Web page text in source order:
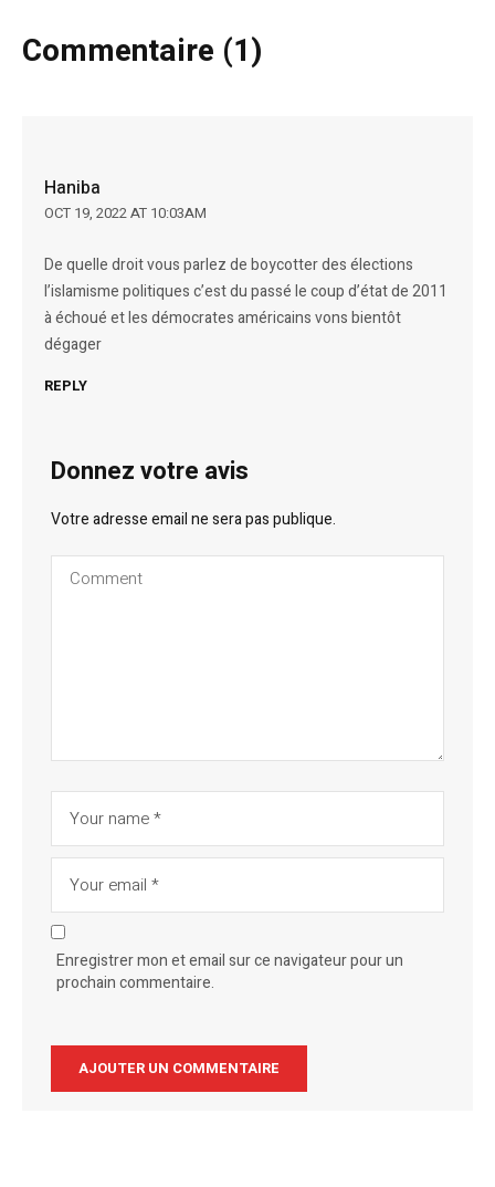
Commentaire (1)
Haniba
OCT 19, 2022 AT 10:03AM
De quelle droit vous parlez de boycotter des élections
l’islamisme politiques c’est du passé le coup d’état de 2011
à échoué et les démocrates américains vons bientôt
dégager
REPLY
Donnez votre avis
Votre adresse email ne sera pas publique.
Enregistrer mon et email sur ce navigateur pour un
prochain commentaire.